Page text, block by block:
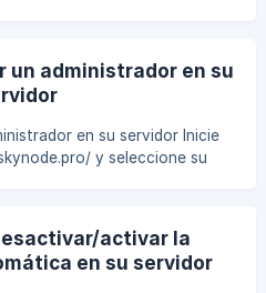
en tu servidor Ve a
y selecciona tu servi
un administrador en su
en su servidor Inicie
y seleccione su
clic en Create File en la pa
activar la
en su servidor